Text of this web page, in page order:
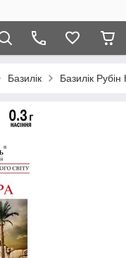
Базилік Базилік